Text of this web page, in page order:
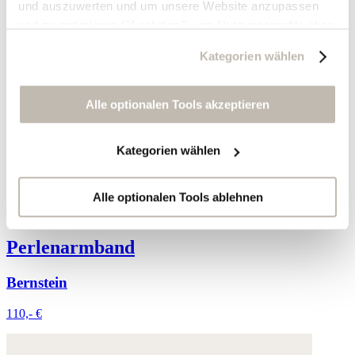
und auszuwerten und um unsere Website anzupassen
zu erstellen, um personalisierte Werbung auszuliefern,
Sie erneut mit Werbung anzusprechen sowie um unsere
Werbekampagnen auszuwerten ("Marketing").
Ihre Daten werden mit Dienstanbietern geteilt, die wir in
der Datenschutzerklärung genauer auflisten oder wenn
Sie auf "Kategorien wählen" klicken.
Indem Sie auf "Alle optionalen Tools akzeptieren" klicken,
erklären Sie sich mit der Nutzung der optionalen Tools
Sie können Ihre Einwilligung jederzeit anpassen oder für
Kategorien wählen
Alle optionalen Tools akzeptieren
Kategorien wählen
Alle optionalen Tools ablehnen
Perlenarmband
Bernstein
110,- €